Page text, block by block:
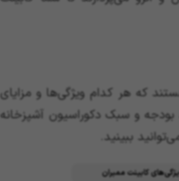
که هر کدام ویژگی‌ها و مزایای
و سبک دکوراسیون آشپزخانه
ببینید.
کابینت ممبران